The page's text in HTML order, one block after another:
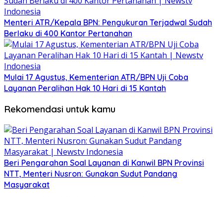
Menteri ATR/Kepala BPN: Pengukuran Terjadwal Sudah
Berlaku di 400 Kantor Pertanahan
Mulai 17 Agustus, Kementerian ATR/BPN Uji Coba
Layanan Peralihan Hak 10 Hari di 15 Kantah
Rekomendasi untuk kamu
Beri Pengarahan Soal Layanan di Kanwil BPN Provinsi
NTT, Menteri Nusron: Gunakan Sudut Pandang
Masyarakat